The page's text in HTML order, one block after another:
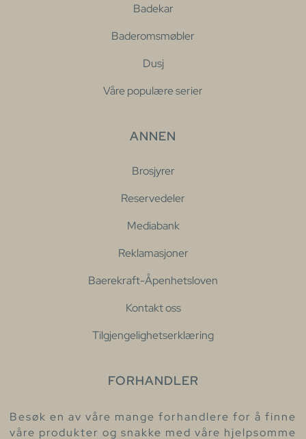
Badekar
Baderomsmøbler
Dusj
Våre populære serier
ANNEN
Brosjyrer
Reservedeler
Mediabank
Reklamasjoner
Baerekraft-Åpenhetsloven
Kontakt oss
Tilgjengelighetserklæring
FORHANDLER
Besøk en av våre mange forhandlere for å finne
våre produkter og snakke med våre hjelpsomme